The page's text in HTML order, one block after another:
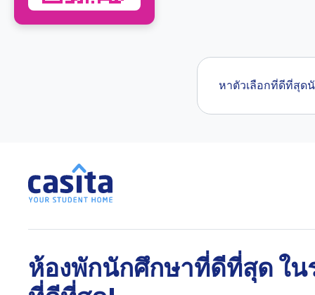
หาตัวเลือกที่ดีที่สุด
ห้องพักนักศึกษาที่ดีที่สุด ใน